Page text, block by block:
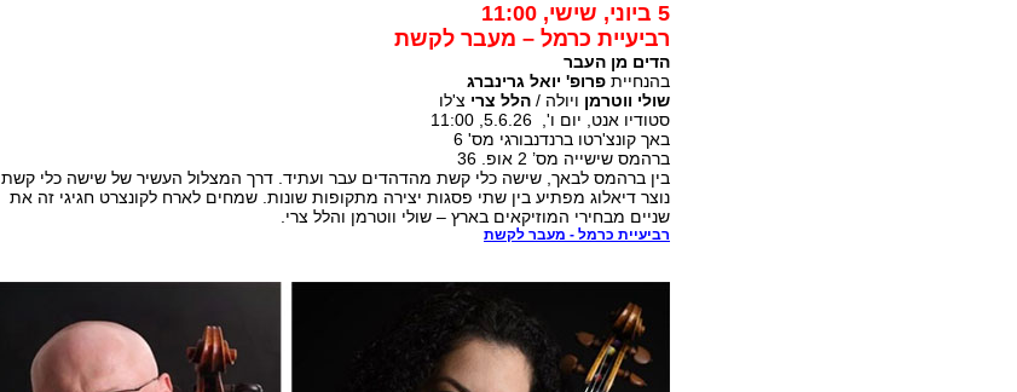
5 ביוני, שישי, 11:00
רביעיית כרמל – מעבר לקשת
הדים מן העבר
בהנחיית פרופ' יואל גרינברג
שולי ווטרמן ויולה / הלל צרי צ'לו
סטודיו אנט, יום ו', 5.6.26, 11:00
באך קונצ'רטו ברנדנבורגי מס' 6
ברהמס שישייה מס’ 2 אופ. 36
בין ברהמס לבאך, שישה כלי קשת מהדהדים עבר ועתיד. דרך המצלול העשיר של שישה כלי קשת
נוצר דיאלוג מפתיע בין שתי פסגות יצירה מתקופות שונות. שמחים לארח לקונצרט חגיגי זה את
שניים מבחירי המוזיקאים בארץ – שולי ווטרמן והלל צרי.
רביעיית כרמל - מעבר לקשת